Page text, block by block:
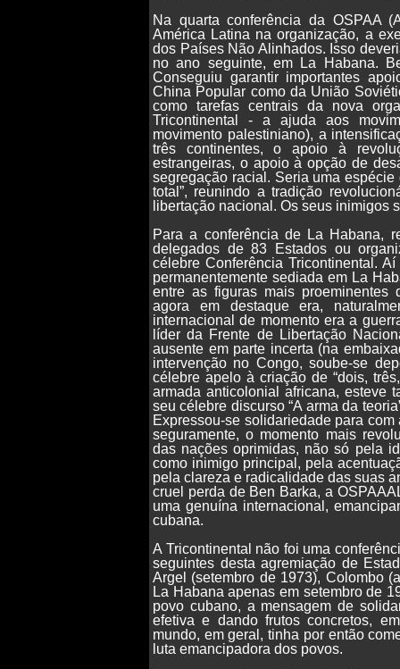
Na quarta conferência da OSPAA
América Latina na organização, a
dos Países Não Alinhados. Isso
no ano seguinte, em La Habana.
Conseguiu garantir importantes
China Popular como da União
como tarefas centrais da nova
Tricontinental - a ajuda aos
movimento palestiniano), a
três continentes, o apoio à
estrangeiras, o apoio à opção de
segregação racial. Seria uma
total”, reunindo a tradição
libertação nacional. Os seus inimigos
Para a conferência de La Habana,
delegados de 83 Estados ou
célebre Conferência Tricontinental.
permanentemente sediada em La
entre as figuras mais proeminentes
agora em destaque era,
internacional de momento era a
líder da Frente de Libertação
ausente em parte incerta (na
intervenção no Congo, soube-se
célebre apelo à criação de “dois,
armada anticolonial africana, esteve
seu célebre discurso “A arma da
Expressou-se solidariedade para
seguramente, o momento mais
das nações oprimidas, não só pela
como inimigo principal, pela
pela clareza e radicalidade das suas
cruel perda de Ben Barka, a
uma genuína internacional,
cubana.
A Tricontinental não foi uma
seguintes desta agremiação de
Argel (setembro de 1973), Colombo
La Habana apenas em setembro de
povo cubano, a mensagem de
efetiva e dando frutos concretos,
mundo, em geral, tinha por então
luta emancipadora dos povos.